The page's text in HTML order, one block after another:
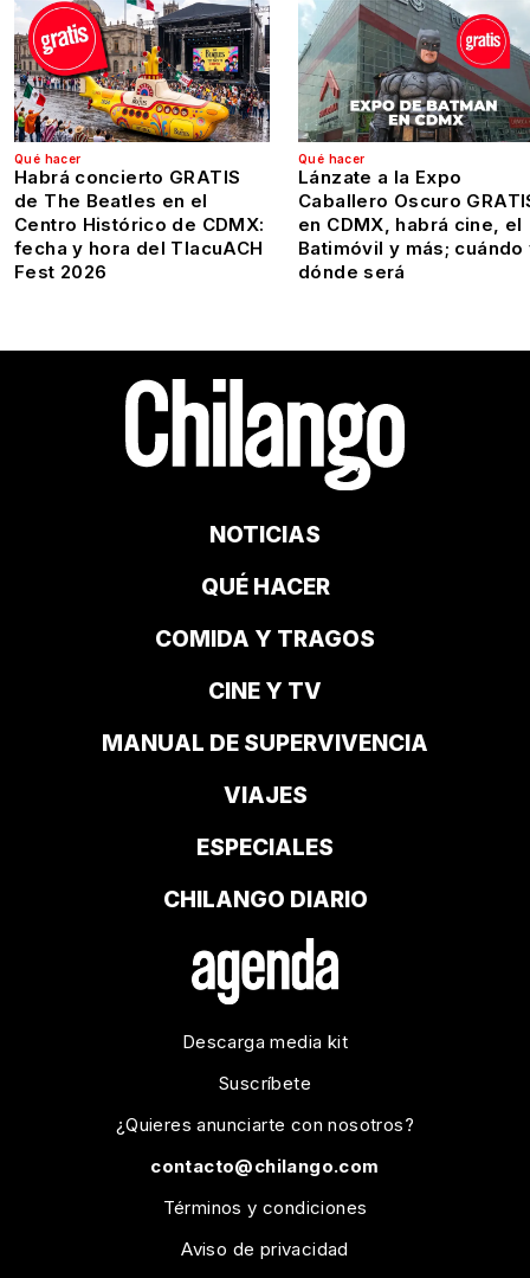
Qué hacer
Habrá concierto GRATIS
de The Beatles en el
Centro Histórico de CDMX:
fecha y hora del TlacuACH
Fest 2026
Qué hacer
Lánzate a la Expo
Caballero Oscuro
en CDMX, habrá cine, el
Batimóvil y más; cuándo
dónde será
NOTICIAS
QUÉ HACER
COMIDA Y TRAGOS
CINE Y TV
MANUAL DE SUPERVIVENCIA
VIAJES
ESPECIALES
CHILANGO DIARIO
Descarga media kit
Suscríbete
¿Quieres anunciarte con nosotros?
contacto@chilango.com
Términos y condiciones
Aviso de privacidad